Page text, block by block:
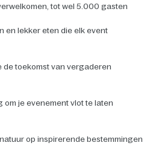
tot wel 5.000 gasten
en lekker eten die elk event
de toekomst van vergaderen
je evenement vlot te laten
op inspirerende bestemmingen